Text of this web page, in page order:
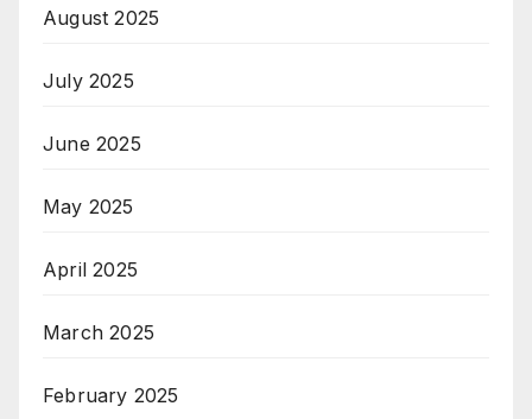
August 2025
July 2025
June 2025
May 2025
April 2025
March 2025
February 2025